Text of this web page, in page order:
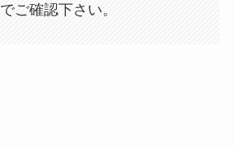
でご確認下さい。